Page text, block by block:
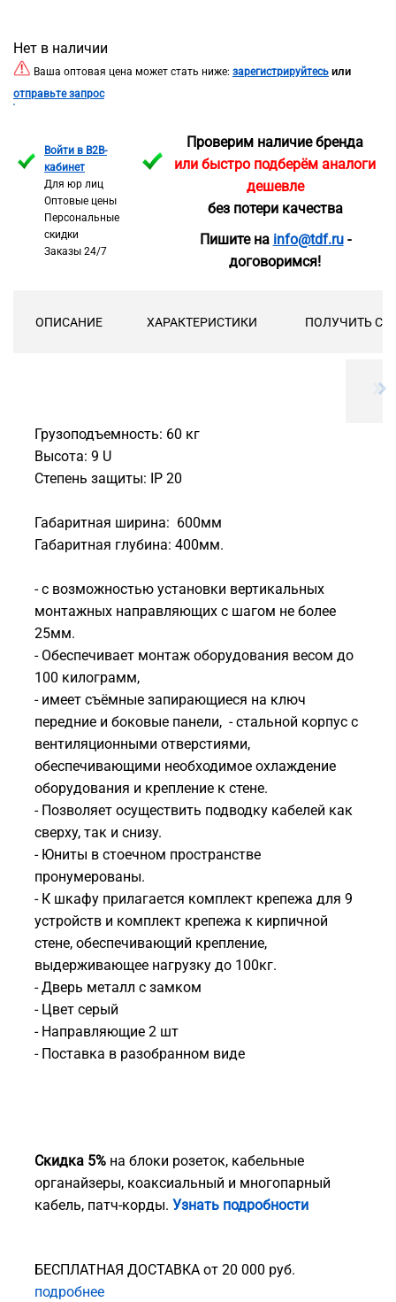
Нет в наличии
Ваша оптовая цена может стать ниже: зарегистрируйтесь или
отправьте запрос
Войти в B2B-
кабинет
Для юр лиц
Оптовые цены
Персональные
скидки
Заказы 24/7
Проверим наличие бренда
или быстро подберём аналоги
дешевле
без потери качества
Пишите на info@tdf.ru-
договоримся!
ОПИСАНИЕ ХАРАКТЕРИСТИКИ ПОЛУЧИТЬ
Грузоподъемность: 60 кг
Высота: 9 U
Степень защиты: IP 20
Габаритная ширина: 600мм
Габаритная глубина: 400мм.
- с возможностью установки вертикальных
монтажных направляющих с шагом не более
25мм.
- Обеспечивает монтаж оборудования весом до
100 килограмм,
- имеет съёмные запирающиеся на ключ
передние и боковые панели, - стальной корпус с
вентиляционными отверстиями,
обеспечивающими необходимое охлаждение
оборудования и крепление к стене.
- Позволяет осуществить подводку кабелей как
сверху, так и снизу.
- Юниты в стоечном пространстве
пронумерованы.
- К шкафу прилагается комплект крепежа для 9
устройств и комплект крепежа к кирпичной
стене, обеспечивающий крепление,
выдерживающее нагрузку до 100кг.
- Дверь металл с замком
- Цвет серый
- Направляющие 2 шт
- Поставка в разобранном виде
Скидка 5% на блоки розеток, кабельные
органайзеры, коаксиальный и многопарный
кабель, патч-корды. Узнать подробности
БЕСПЛАТНАЯ ДОСТАВКА от 20 000 руб.
подробнее